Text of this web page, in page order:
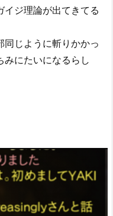
ジ理論が出てきてる
同じように斬りかかっ
みにたいになるらし